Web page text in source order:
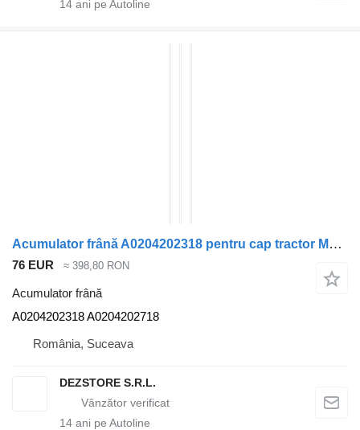
14 ani pe Autoline
Acumulator frână A0204202318 pentru cap tractor Mercedes-Benz ACTROS MP4
76 EUR ≈ 398,80 RON
Acumulator frână
A0204202318 A0204202718
România, Suceava
DEZSTORE S.R.L.
14 ani pe Autoline